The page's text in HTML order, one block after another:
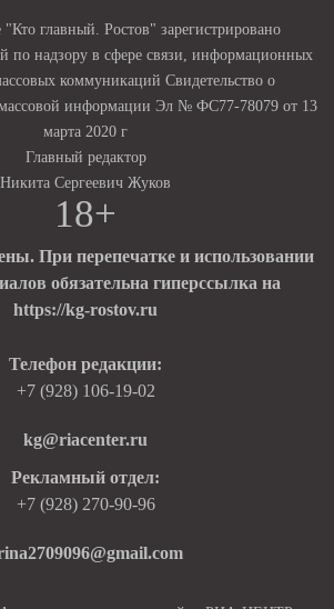
"Кто главный. Ростов" зарегистрировано
по надзору в сфере связи, информационных
коммуникаций Свидетельство о
массовой информации Эл № ФС77-78079 от 13
марта 2020 г
Главный редактор
Никита Сергеевич Жуков
18+
При перепечатке и использовании
обязательна гиперссылка на
https://kg-rostov.ru
Телефон редакции:
+7 (928) 106-19-02
kg@riacenter.ru
Рекламный отдел:
+7 (928) 270-90-96